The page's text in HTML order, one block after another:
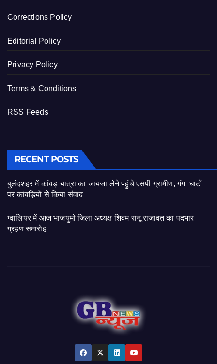
Corrections Policy
Editorial Policy
Privacy Policy
Terms & Conditions
RSS Feeds
RECENT POSTS
बुलंदशहर में कांवड़ यात्रा का जायजा लेने पहुंचे एसपी ग्रामीण, गंगा घाटों
पर कांवड़ियों से किया संवाद
ग्वालियर में आज भाजयुमो जिला अध्यक्ष शिवम रानू राजावत का पदभार
ग्रहण समारोह